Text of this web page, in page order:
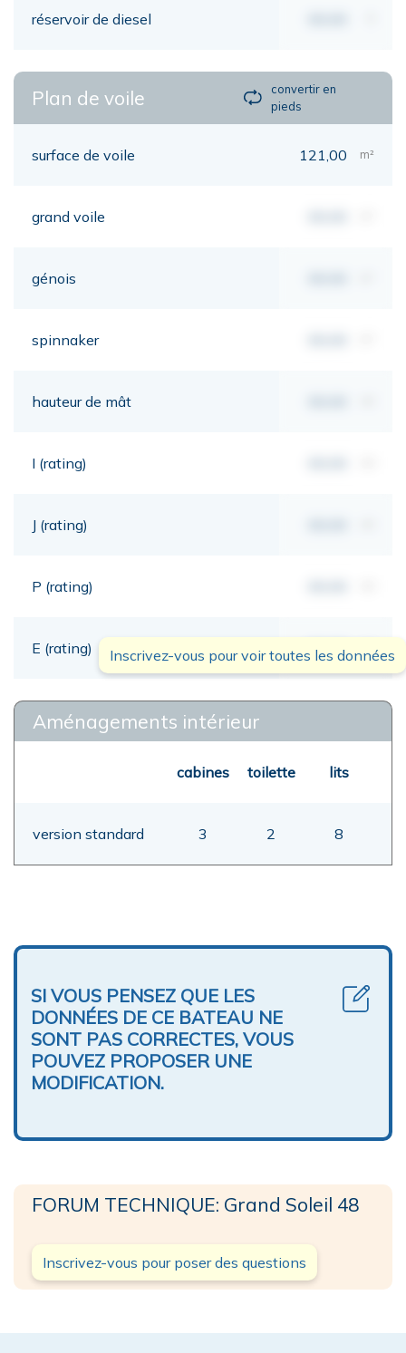
réservoir de diesel
Plan de voile
convertir en
pieds
surface de voile 121,00 m²
grand voile
génois
spinnaker
hauteur de mât
I (rating)
J (rating)
P (rating)
E (rating) 00,00
Inscrivez-vous pour voir toutes les données
Aménagements intérieur
cabines toilette lits
version standard 3 2 8
SI VOUS PENSEZ QUE LES
DONNÉES DE CE BATEAU NE
SONT PAS CORRECTES, VOUS
POUVEZ PROPOSER UNE
MODIFICATION.
FORUM TECHNIQUE: Grand Soleil 48
Inscrivez-vous pour poser des questions